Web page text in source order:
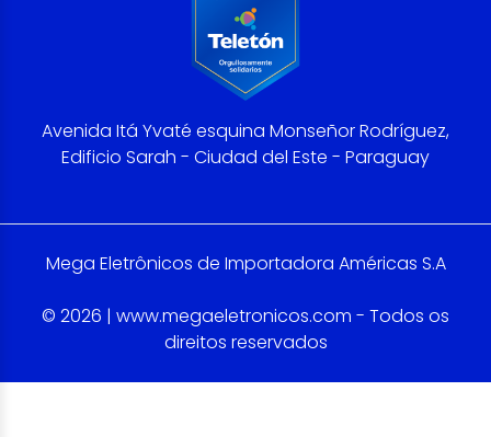
Avenida Itá Yvaté esquina Monseñor Rodríguez,
Edificio Sarah - Ciudad del Este - Paraguay
Mega Eletrônicos de Importadora Américas S.A
© 2026 | www.megaeletronicos.com - Todos os
direitos reservados